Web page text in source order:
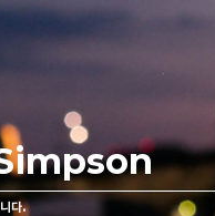
다.